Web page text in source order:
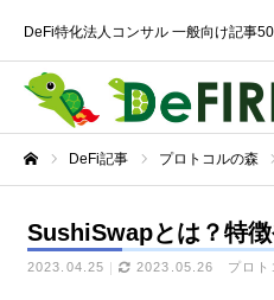
DeFi特化法人コンサル 一般向け記事
DeFi記事 プロトコルの森
SushiSwapとは？特
2023.04.25 2023.05.26 プロト